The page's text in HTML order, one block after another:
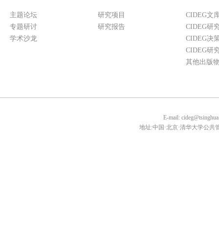
主题论坛
专题研讨
学术沙龙
研究项目
研究报告
CIDEG文
CIDEG研
CIDEG决
CIDEG研
其他出版
E-mail:
地址:中国·北京·清华大学公共